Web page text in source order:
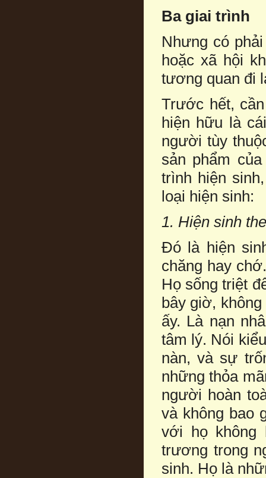
Ba giai trình
Nhưng có
hoặc xã hội
tương quan đi
Trước hết,
hiện hữu là
người tùy
sản phẩm
trình hiện
loại hiện sinh:
1. Hiện sinh
Đó là hiện
chăng hay
Họ sống triệt
bây giờ,
ấy. Là nạn
tâm lý. Nói
nàn, và sự
những thỏa
người hoàn
và không bao
với họ
trương trong
sinh. Họ là